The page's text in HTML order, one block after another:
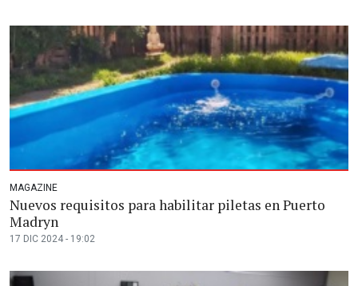
MAGAZINE
Nuevos requisitos para habilitar piletas en Puerto
Madryn
17 DIC 2024 - 19:02